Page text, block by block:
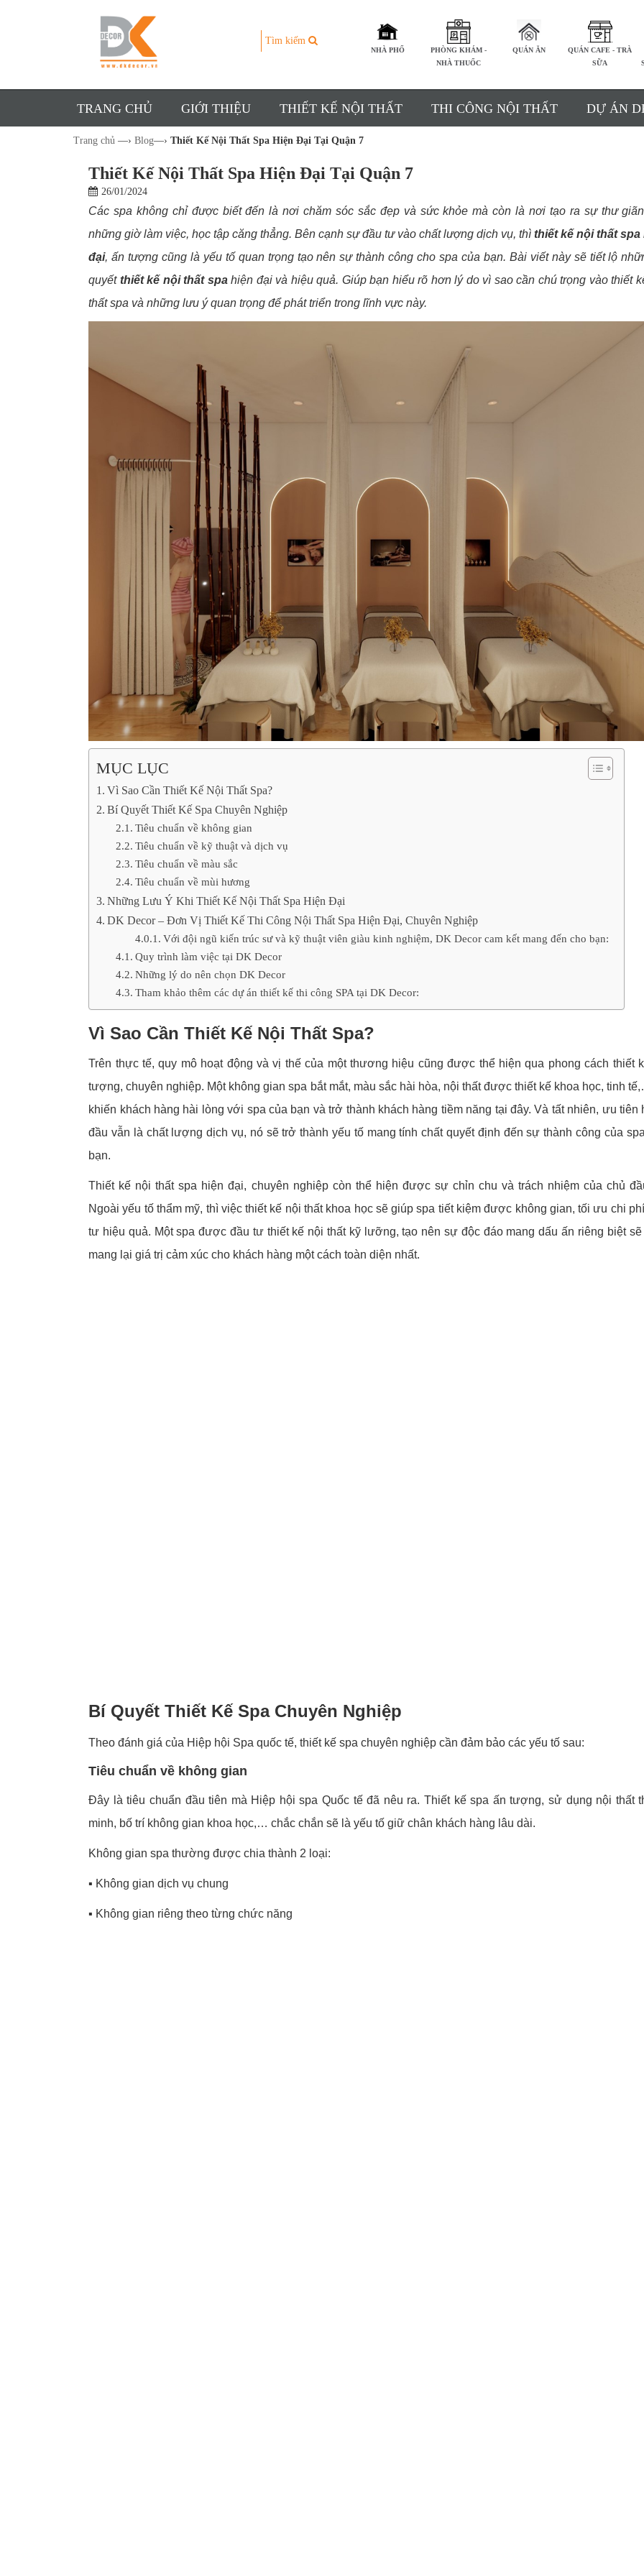
Tìm kiếm
NHÀ PHỐ
PHÒNG KHÁM -
NHÀ THUỐC
QUÁN ĂN
QUÁN CAFE - TRÀ
SỮA
TRANG CHỦ GIỚI THIỆU THIẾT KẾ NỘI THẤT THI CÔNG NỘI THẤT DỰ ÁN
Trang chủ —› Blog—› Thiết Kế Nội Thất Spa Hiện Đại Tại Quận 7
Thiết Kế Nội Thất Spa Hiện Đại Tại Quận 7
26/01/2024
Các spa không chỉ được biết đến là nơi chăm sóc sắc đẹp và sức khỏe mà còn là nơi tạo ra sự thư
những giờ làm việc, học tập căng thẳng. Bên cạnh sự đầu tư vào chất lượng dịch vụ, thìthiết kế nội thất spa
đại, ấn tượng cũng là yếu tố quan trọng tạo nên sự thành công cho spa của bạn. Bài viết này sẽ tiết lộ
quyếtthiết kế nội thất spahiện đại và hiệu quả. Giúp bạn hiểu rõ hơn lý do vì sao cần chú trọng vào thiết
thất spa và những lưu ý quan trọng để phát triển trong lĩnh vực này.
MỤC LỤC
Vì Sao Cần Thiết Kế Nội Thất Spa?
Bí Quyết Thiết Kế Spa Chuyên Nghiệp
Tiêu chuẩn về không gian
Tiêu chuẩn về kỹ thuật và dịch vụ
Tiêu chuẩn về màu sắc
Tiêu chuẩn về mùi hương
Những Lưu Ý Khi Thiết Kế Nội Thất Spa Hiện Đại
DK Decor – Đơn Vị Thiết Kế Thi Công Nội Thất Spa Hiện Đại, Chuyên Nghiệp
Với đội ngũ kiến trúc sư và kỹ thuật viên giàu kinh nghiệm, DK Decor cam kết mang đến cho bạn:
Quy trình làm việc tại DK Decor
Những lý do nên chọn DK Decor
Tham khảo thêm các dự án thiết kế thi công SPA tại DK Decor:
Vì Sao Cần Thiết Kế Nội Thất Spa?
Trên thực tế, quy mô hoạt động và vị thế của một thương hiệu cũng được thể hiện qua phong cách thiết
tượng, chuyên nghiệp. Một không gian spa bắt mắt, màu sắc hài hòa, nội thất được thiết kế khoa học, tinh
khiến khách hàng hài lòng với spa của bạn và trở thành khách hàng tiềm năng tại đây. Và tất nhiên, ưu tiên
đầu vẫn là chất lượng dịch vụ, nó sẽ trở thành yếu tố mang tính chất quyết định đến sự thành công của
bạn.
Thiết kế nội thất spa hiện đại, chuyên nghiệp còn thể hiện được sự chỉn chu và trách nhiệm của chủ
Ngoài yếu tố thẩm mỹ, thì việc thiết kế nội thất khoa học sẽ giúp spa tiết kiệm được không gian, tối ưu chi
tư hiệu quả. Một spa được đầu tư thiết kế nội thất kỹ lưỡng, tạo nên sự độc đáo mang dấu ấn riêng biệt sẽ
mang lại giá trị cảm xúc cho khách hàng một cách toàn diện nhất.
Bí Quyết Thiết Kế Spa Chuyên Nghiệp
Theo đánh giá của Hiệp hội Spa quốc tế, thiết kế spa chuyên nghiệp cần đảm bảo các yếu tố sau:
Tiêu chuẩn về không gian
Đây là tiêu chuẩn đầu tiên mà Hiệp hội spa Quốc tế đã nêu ra. Thiết kế spa ấn tượng, sử dụng nội thất
minh, bố trí không gian khoa học,… chắc chắn sẽ là yếu tố giữ chân khách hàng lâu dài.
Không gian spa thường được chia thành 2 loại:
▪️ Không gian dịch vụ chung
▪️ Không gian riêng theo từng chức năng